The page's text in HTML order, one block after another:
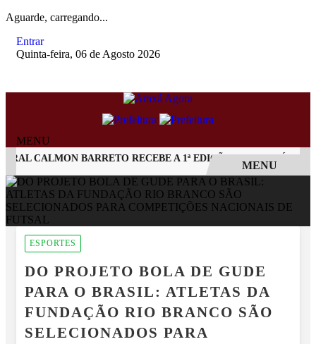
Aguarde, carregando...
Entrar
Quinta-feira, 06 de Agosto 2026
MENU
CALMON BARRETO RECEBE A 1ª EDIÇÃO DO ARAXÁ
EM ALTA
MENU
ESPORTES
DO PROJETO BOLA DE GUDE
PARA O BRASIL: ATLETAS DA
FUNDAÇÃO RIO BRANCO SÃO
SELECIONADOS PARA